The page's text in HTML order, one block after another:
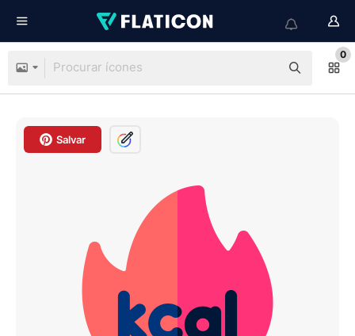
0
Salvar